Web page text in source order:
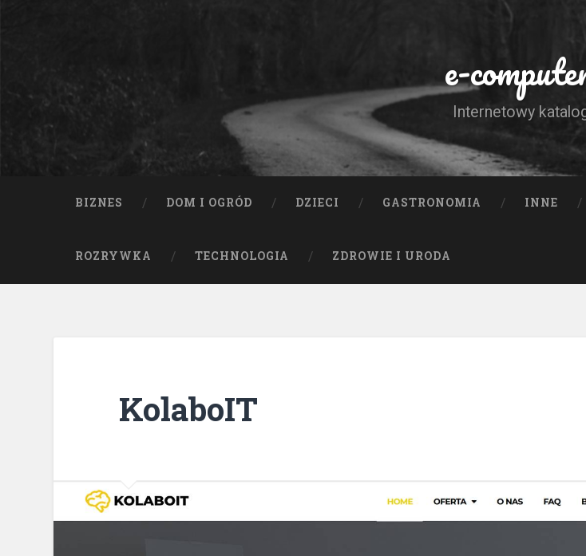
e-
Internetowy
BIZNES DOM I OGRÓD DZIECI GASTRONOMIA INNE
ROZRYWKA TECHNOLOGIA ZDROWIE I URODA
KolaboIT